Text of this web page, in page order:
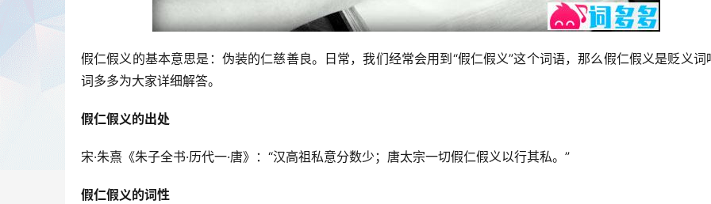
假仁假义的基本意思是：伪装的仁慈善良。日常，我们经常会用到“假仁假义”这个词语，那么假仁假义是贬义词
词多多为大家详细解答。
假仁假义的出处
宋·朱熹《朱子全书·历代一·唐》：“汉高祖私意分数少；唐太宗一切假仁假义以行其私。”
假仁假义的词性